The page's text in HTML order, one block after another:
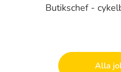
Butikschef -
Alla